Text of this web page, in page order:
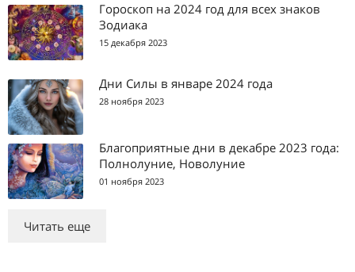
Гороскоп на 2024 год для всех знаков
Зодиака
15 декабря 2023
Дни Силы в январе 2024 года
28 ноября 2023
Благоприятные дни в декабре 2023 года:
Полнолуние, Новолуние
01 ноября 2023
Читать еще